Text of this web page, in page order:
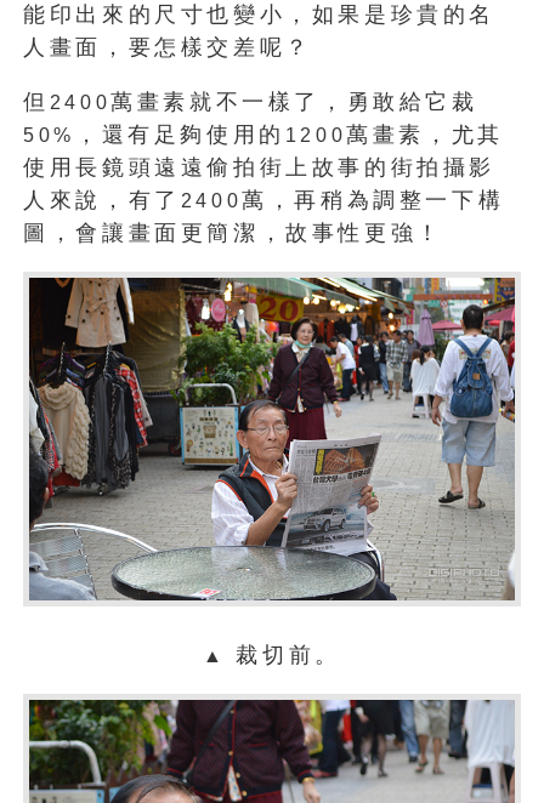
能印出來的尺寸也變小，如果是珍貴的名
人畫面，要怎樣交差呢？
但 2400萬畫素就不一樣了，勇敢給它裁
50% ，還有足夠使用的 1200萬畫素，尤其
使用長鏡頭遠遠偷拍街上故事的街拍攝影
人來說，有了 2400萬，再稍為調整一下構
圖，會讓畫面更簡潔，故事性更強！
▲ 裁切前。